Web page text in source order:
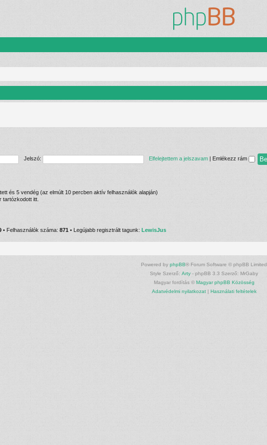
Jelszó: Elfelejtettem a jelszavam Emlékezz rám
és 5 vendég (az elmúlt 10 percben aktív felhasználók alapján)
tartózkodott itt.
• Felhasználók száma: 871 • Legújabb regisztrált tagunk: LewisJus
Powered by phpBB® Forum Software © phpBB Limited
Style Szerző: Arty - phpBB 3.3 Szerző: MrGaby
Magyar fordítás © Magyar phpBB Közösség
Adatvédelmi nyilatkozat| Használati feltételek